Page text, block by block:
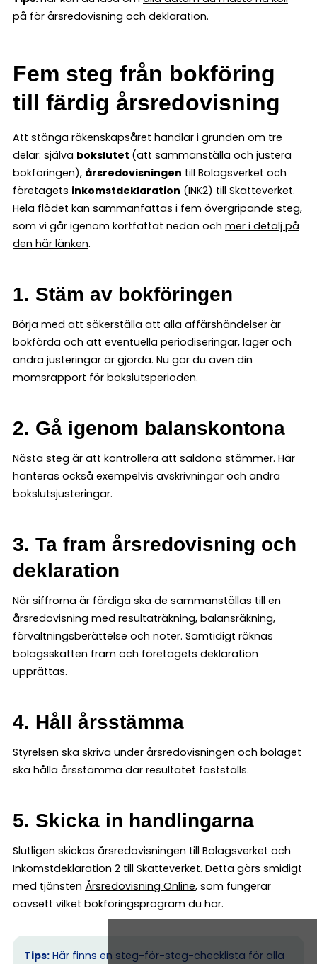
på för årsredovisning och deklaration.
Fem steg från bokföring
till färdig årsredovisning
Att stänga räkenskapsåret handlar i grunden om tre
delar: själva bokslutet (att sammanställa och justera
bokföringen), årsredovisningen till Bolagsverket och
företagets inkomstdeklaration (INK2) till Skatteverket.
Hela flödet kan sammanfattas i fem övergripande steg,
som vi går igenom kortfattat nedan och mer i detalj på
den här länken.
1. Stäm av bokföringen
Börja med att säkerställa att alla affärshändelser är
bokförda och att eventuella periodiseringar, lager och
andra justeringar är gjorda. Nu gör du även din
momsrapport för bokslutsperioden.
2. Gå igenom balanskontona
Nästa steg är att kontrollera att saldona stämmer. Här
hanteras också exempelvis avskrivningar och andra
bokslutsjusteringar.
3. Ta fram årsredovisning och
deklaration
När siffrorna är färdiga ska de sammanställas till en
årsredovisning med resultaträkning, balansräkning,
förvaltningsberättelse och noter. Samtidigt räknas
bolagsskatten fram och företagets deklaration
upprättas.
4. Håll årsstämma
Styrelsen ska skriva under årsredovisningen och bolaget
ska hålla årsstämma där resultatet fastställs.
5. Skicka in handlingarna
Slutligen skickas årsredovisningen till Bolagsverket och
Inkomstdeklaration 2 till Skatteverket. Detta görs smidigt
med tjänsten Årsredovisning Online, som fungerar
oavsett vilket bokföringsprogram du har.
Tips: Här finns en steg-för-steg-checklista för alla